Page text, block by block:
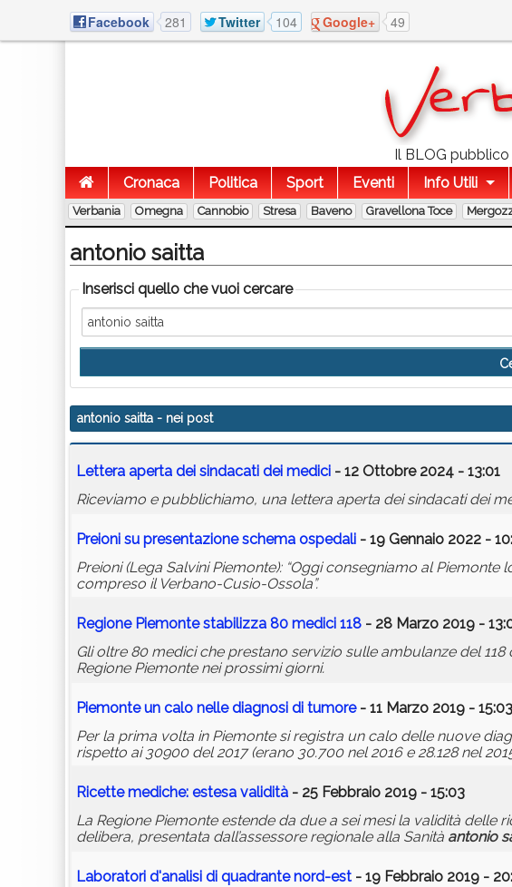
Facebook 281 Twitter 104 Google+ 49
Il BLOG pubblico
Cronaca
Politica Sport Eventi Info Utili
Verbania Omegna Cannobio Stresa Baveno Gravellona Toce
antonio saitta
Inserisci quello che vuoi cercare
antonio saitta - nei post
Lettera aperta dei sindacati dei medici - 12 Ottobre 2024 - 13:01
Riceviamo e pubblichiamo, una lettera aperta dei sindacati dei
Preioni su presentazione schema ospedali - 19 Gennaio 2022 -
Preioni (Lega Salvini Piemonte): “Oggi consegniamo al
compreso il Verbano-Cusio-Ossola”.
Regione Piemonte stabilizza 80 medici 118 - 28 Marzo 2019 -
Gli oltre 80 medici che prestano servizio sulle ambulanze del
Regione Piemonte nei prossimi giorni.
Piemonte un calo nelle diagnosi di tumore- 11 Marzo 2019 - 15:03
Per la prima volta in Piemonte si registra un calo delle nuove
rispetto ai 30900 del 2017 (erano 30.700 nel 2016 e 28.128 nel
Ricette mediche: estesa validità - 25 Febbraio 2019 - 15:03
La Regione Piemonte estende da due a sei mesi la validità delle
delibera, presentata dall’assessore regionale alla Sanità antonio
Laboratori d'analisi di quadrante nord-est - 19 Febbraio 2019 -